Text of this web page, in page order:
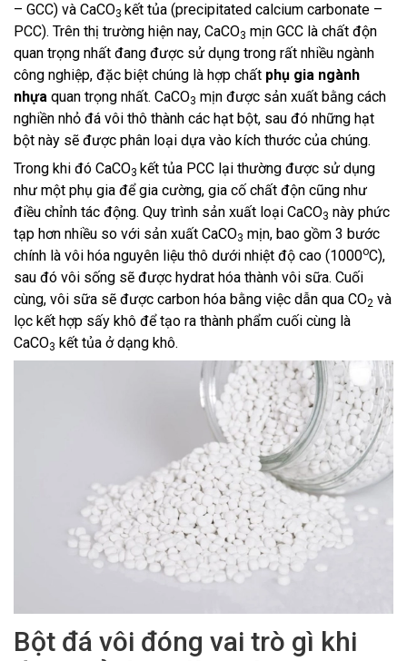
– GCC) và CaCO3 kết tủa (precipitated calcium carbonate –
PCC). Trên thị trường hiện nay, CaCO3 mịn GCC là chất độn
quan trọng nhất đang được sử dụng trong rất nhiều ngành
công nghiệp, đặc biệt chúng là hợp chất phụ gia ngành
nhựa quan trọng nhất. CaCO3 mịn được sản xuất bằng cách
nghiền nhỏ đá vôi thô thành các hạt bột, sau đó những hạt
bột này sẽ được phân loại dựa vào kích thước của chúng.
Trong khi đó CaCO3 kết tủa PCC lại thường được sử dụng
như một phụ gia để gia cường, gia cố chất độn cũng như
điều chỉnh tác động. Quy trình sản xuất loại CaCO3 này phức
tạp hơn nhiều so với sản xuất CaCO3 mịn, bao gồm 3 bước
chính là vôi hóa nguyên liệu thô dưới nhiệt độ cao (1000oC),
sau đó vôi sống sẽ được hydrat hóa thành vôi sữa. Cuối
cùng, vôi sữa sẽ được carbon hóa bằng việc dẫn qua CO2 và
lọc kết hợp sấy khô để tạo ra thành phẩm cuối cùng là
CaCO3 kết tủa ở dạng khô.
Bột đá vôi đóng vai trò gì khi